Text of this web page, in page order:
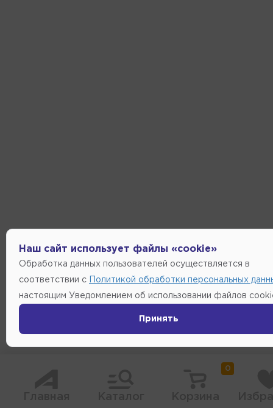
0
Наш сайт использует файлы «cookie»
Обработка данных пользователей осуществляется в
соответствии с Политикой обработки персональных
настоящим Уведомлением об использовании файлов
Принять